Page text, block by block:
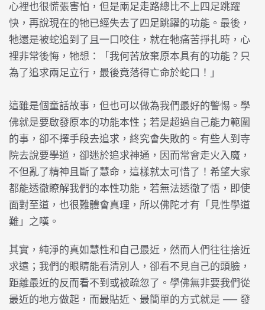
心裡也很慌張害怕，但是兩足走路總比不上四足跳躍
快，再說現在的牠已經失去了四足跳躍的功能。最後，
牠還是被蛇追到了且一口咬住，就在牠痛苦掙扎時，心
裡非常後悔，牠想：「我何苦放棄原本具有的功能？只
為了追求兩足立行，最後竟落得亡命於蛇口！」
這雖是個童話故事，但也可以做為我們最好的警惕。學
佛就是要啟發原本的功能本性；若是超過自己能力範圍
的事，卻不擇手段去追求，終究會失敗的。有些人到寺
院去說要學道，卻迷於追求神通，因而常會走火入魔，
不但亂了精神且斷了慧命，這樣就太可惜了！希望大家
都能透徹瞭解我們的本性功能，若無法透徹了悟，即使
面對至道，也很難體會真理，所以佛陀才有「見性學道
難」之嘆。
其實，純淨的真如慧性和自己最近，然而人們往往捨近
求遠；我們的眼睛能看清別人，卻看不見自己的頭臉，
距離最近的反而看不到或被疏忽了。學佛無非要我們從
最近的地方做起，而最貼近、最簡單的方式就是 ── 發